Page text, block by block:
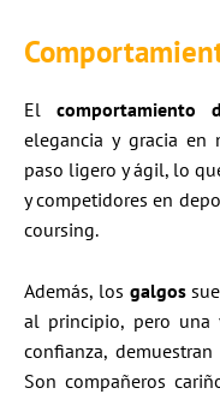
El comportamiento
elegancia y gracia en
paso ligero y ágil, lo
y competidores en
coursing.
Además, los galgos
al principio, pero una
confianza,
Son compañeros